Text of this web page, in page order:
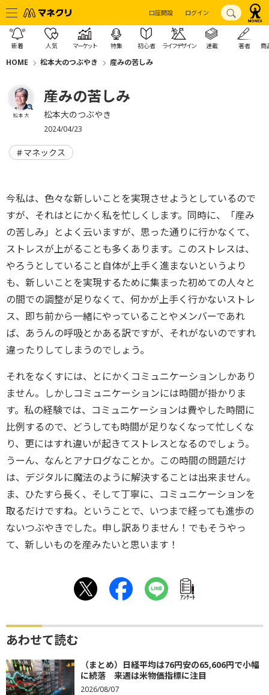
口座開設 ログイン
新着 人気 マーケット 特集 初心者 ライフデザイン 連載 著者 商
HOME 松本大のつぶやき 産みの苦しみ
松本 大
産みの苦しみ
松本大のつぶやき
2024/04/23
マネックス
今私は、色々な新しいことを実現させようとしているので
すが、それはとにかく私を忙しくします。同時に、「産み
の苦しみ」とよく云いますが、思った通りに行かなくて、
ストレスが上がることも多くあります。このストレスは、
やろうとしていること自体が上手く進まないというより
も、新しいことを実現するために集まった初めての人々と
の間での調整が足りなくて、何かが上手く行かないストレ
ス、即ち前から一緒にやっていることやメンバーであれ
ば、あうんの呼吸とかある訳ですが、それがないのですれ
違ったりしてしまうのでしょう。
それをなくすには、とにかくコミュニケーションしかあり
ません。しかしコミュニケーションには時間が掛かりま
す。私の経験では、コミュニケーションは費やした時間に
比例するので、どうしても時間が足りなくなって忙しくな
り、更にはすれ違いが起きてストレスとなるのでしょう。
うーん、なんとアナログなことか。この時間の問題だけ
は、デジタルに魔法のように解決することは出来ません。
ま、ひたすら長く、そして丁寧に、コミュニケーションを
取るだけですね。ということで、いつまで経っても進歩の
ないつぶやきでした。申し訳ありません！でもそうやっ
て、新しいものを産みたいと思います！
ｱﾝｹｰﾄ
あわせて読む
（まとめ）日経平均は76円安の65,606円で小幅
に続落 来週は米物価指標に注目
2026/08/07